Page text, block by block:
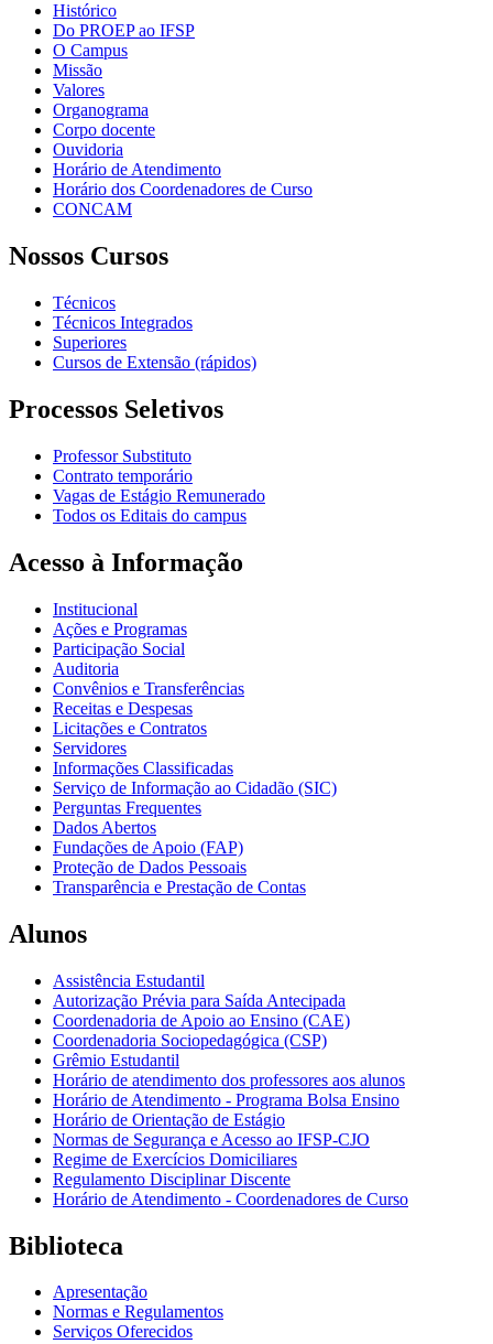
Histórico
Do PROEP ao IFSP
O Campus
Missão
Valores
Organograma
Corpo docente
Ouvidoria
Horário de Atendimento
Horário dos Coordenadores de Curso
CONCAM
Nossos Cursos
Técnicos
Técnicos Integrados
Superiores
Cursos de Extensão (rápidos)
Processos Seletivos
Professor Substituto
Contrato temporário
Vagas de Estágio Remunerado
Todos os Editais do campus
Acesso à Informação
Institucional
Ações e Programas
Participação Social
Auditoria
Convênios e Transferências
Receitas e Despesas
Licitações e Contratos
Servidores
Informações Classificadas
Serviço de Informação ao Cidadão (SIC)
Perguntas Frequentes
Dados Abertos
Fundações de Apoio (FAP)
Proteção de Dados Pessoais
Transparência e Prestação de Contas
Alunos
Assistência Estudantil
Autorização Prévia para Saída Antecipada
Coordenadoria de Apoio ao Ensino (CAE)
Coordenadoria Sociopedagógica (CSP)
Grêmio Estudantil
Horário de atendimento dos professores aos alunos
Horário de Atendimento - Programa Bolsa Ensino
Horário de Orientação de Estágio
Normas de Segurança e Acesso ao IFSP-CJO
Regime de Exercícios Domiciliares
Regulamento Disciplinar Discente
Horário de Atendimento - Coordenadores de Curso
Biblioteca
Apresentação
Normas e Regulamentos
Serviços Oferecidos